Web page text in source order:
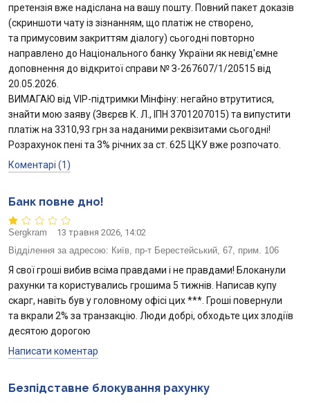
претензія вже надіслана на вашу пошту. Повний пакет доказів
(скриншоти чату із зізнанням, що платіж не створено,
та примусовим закриттям діалогу) сьогодні повторно
направлено до Національного банку України як невід'ємне
доповнення до відкритої справи № З-267607/1/20515 від
20.05.2026.
ВИМАГАЮ від VIP-підтримки Мінфіну: негайно втрутитися,
знайти мою заяву (Звєрєв К. Л., ІПН 3701207015) та випустити
платіж на 3310,93 грн за наданими реквізитами сьогодні!
Розрахунок пені та 3% річних за ст. 625 ЦКУ вже розпочато.
Коментарі (1)
Банк повне дно!
Sergkram
13 травня 2026, 14:02
Відділення за адресою: Київ, пр-т Берестейський, 67, прим. 106
Я свої гроші вибив всіма правдами і не правдами! Блоканули
рахунки та користувались грошима 5 тижнів. Написав купу
скарг, навіть був у головному офісі цих ***. Гроші повернули
та вкрали 2% за транзакцію. Люди добрі, обходьте цих злодіїв
десятою дорогою
Написати коментар
Безпідставне блокування рахунку